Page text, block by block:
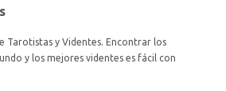
Tarotistas y Videntes. Encontrar los
y los mejores videntes es fácil con